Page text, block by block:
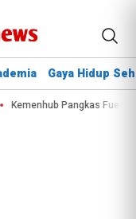
Gaya Hidup
Kemenhub Pangkas Fuel